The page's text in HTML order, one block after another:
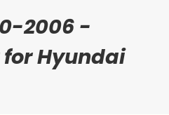
2006 -
Hyundai